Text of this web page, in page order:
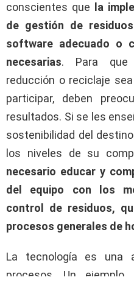
conscientes que
la
de gestión de
software adecuado o
necesarias. Para que
reducción o reciclaje
participar, deben
resultados. Si se les
sostenibilidad del
los niveles de su
necesario educar y
del equipo con los
control de residuos,
procesos generales de
La tecnología es una
procesos. Un